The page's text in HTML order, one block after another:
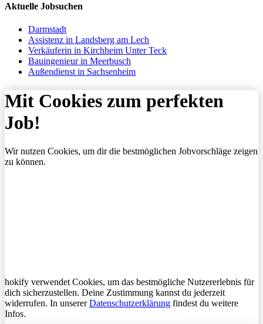
Aktuelle Jobsuchen
Darmstadt
Assistenz in Landsberg am Lech
Verkäuferin in Kirchheim Unter Teck
Bauingenieur in Meerbusch
Außendienst in Sachsenheim
Mit Cookies zum perfekten
Job!
Wir nutzen Cookies, um dir die bestmöglichen Jobvorschläge zeigen
zu können.
hokify verwendet Cookies, um das bestmögliche Nutzererlebnis für
dich sicherzustellen. Deine Zustimmung kannst du jederzeit
widerrufen. In unsererDatenschutzerklärung findest du weitere
Infos.